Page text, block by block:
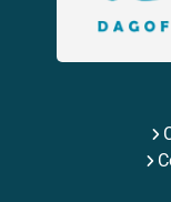
Rebite Inox
Rebite Multigrip
Rebites para
Rebites Pop de
Tamanhos de